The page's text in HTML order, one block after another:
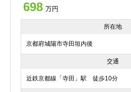
698 万円
所在地
京都府城陽市寺田垣内後
交通
近鉄京都線「寺田」駅 徒歩10分